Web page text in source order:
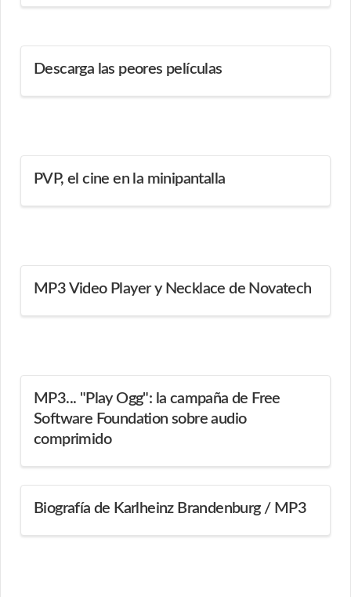
Descarga las peores películas
PVP, el cine en la minipantalla
MP3 Video Player y Necklace de Novatech
MP3... "Play Ogg": la campaña de Free
Software Foundation sobre audio
comprimido
Biografía de Karlheinz Brandenburg / MP3